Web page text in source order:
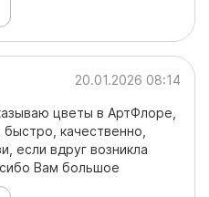
20.01.2026 08:14
цветы в АртФлоре,
быстро, качественно,
если вдруг возникла
Вам большое